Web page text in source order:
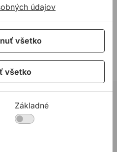
údajov
všetko
všetko
Základné